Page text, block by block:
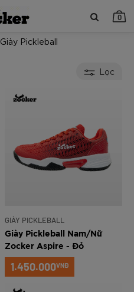
0
Giày Pickleball
Lọc
GIÀY PICKLEBALL
Giày Pickleball Nam/Nữ
Zocker Aspire - Đỏ
1.450.000VNĐ